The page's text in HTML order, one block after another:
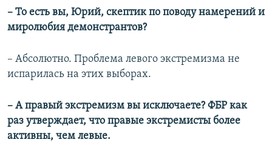
– То есть вы, Юрий, скептик по поводу намерений и
миролюбия демонстрантов?
– Абсолютно. Проблема левого экстремизма не
испарилась на этих выборах.
– А правый экстремизм вы исключаете? ФБР как
раз утверждает, что правые экстремисты более
активны, чем левые.